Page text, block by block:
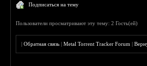
Подписаться на тему
Пользователи просматривают эту тему: 2 Гость(ей)
|Обратная связь |Metal Torrent Tracker Forum |